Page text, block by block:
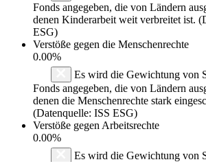
Fonds angegeben, die von Ländern
denen Kinderarbeit weit verbreitet ist.
ESG)
Verstöße gegen die Menschenrechte
0.00%
Es wird die Gewichtung von
Fonds angegeben, die von Ländern
denen die Menschenrechte stark
(Datenquelle: ISS ESG)
Verstöße gegen Arbeitsrechte
0.00%
Es wird die Gewichtung von